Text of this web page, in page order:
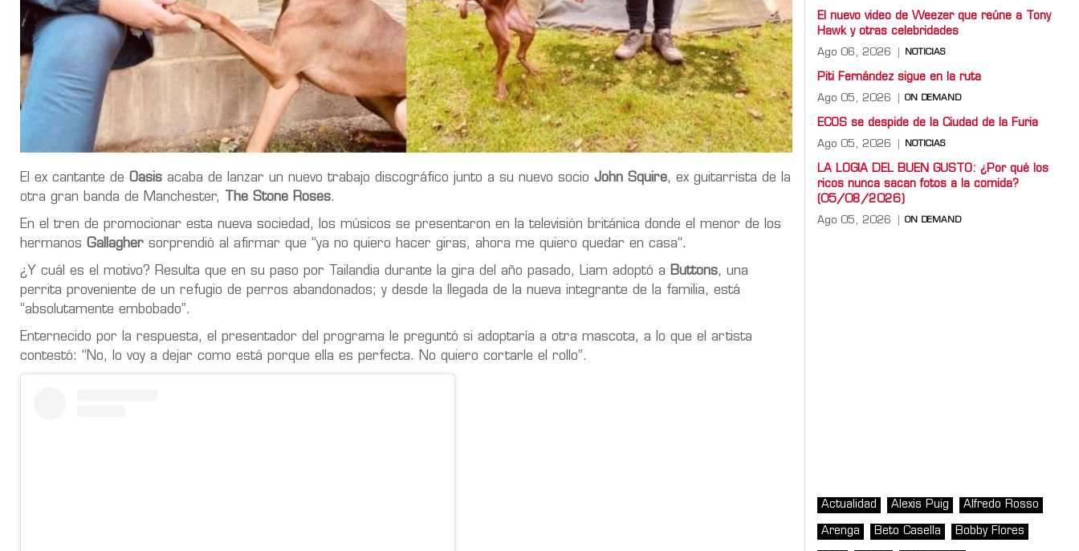
El ex cantante de Oasis acaba de lanzar un nuevo trabajo discográfico junto a su nuevo socio John Squire, ex guitarrista de la
otra gran banda de Manchester,
The Stone Roses.
En el tren de promocionar esta nueva sociedad, los músicos se presentaron en la televisión británica donde el menor de los
hermanos Gallagher sorprendió al afirmar que “ya no quiero hacer giras, ahora me quiero quedar en casa“.
¿Y cuál es el motivo? Resulta que en su paso por Tailandia durante la gira del año pasado, Liam adoptó a Buttons, una
perrita proveniente de un refugio de perros abandonados; y desde la llegada de la nueva integrante de la familia, está
“absolutamente embobado”.
Enternecido por la respuesta, el presentador del programa le preguntó si adoptaría a otra mascota, a lo que el artista
contestó: “No, lo voy a dejar como está porque ella es perfecta. No quiero cortarle el rollo”.
El nuevo video de Weezer que reúne a Tony
Hawk y otras celebridades
Ago 06, 2026 NOTICIAS
Piti Fernández sigue en la ruta
Ago 05, 2026 ON DEMAND
ECOS se despide de la Ciudad de la Furia
Ago 05, 2026 NOTICIAS
LA LOGIA DEL BUEN GUSTO: ¿Por qué los
ricos nunca sacan fotos a la comida?
(05/08/2026)
Ago 05, 2026 ON DEMAND
Actualidad Alexis Puig Alfredo Rosso
Arenga Beto Casella Bobby Flores